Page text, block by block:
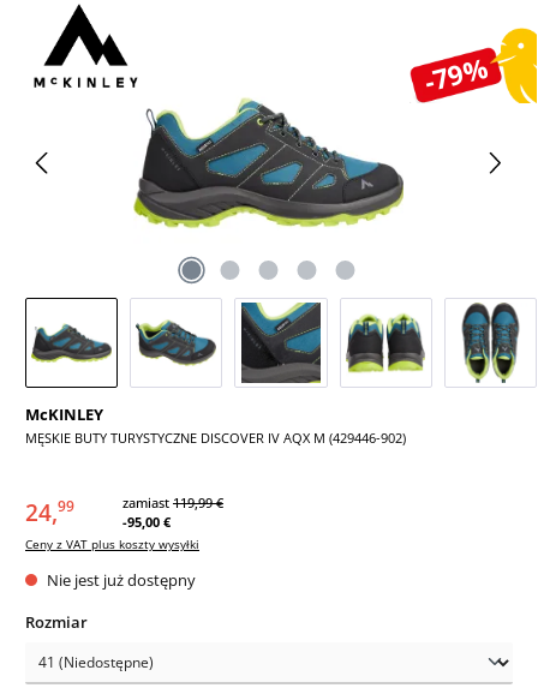
-79%
Pomiń galerię zdjęć
McKINLEY
MĘSKIE BUTY TURYSTYCZNE DISCOVER IV AQX M (429446-902)
24,99 zamiast 119,99 €
-95,00 €
Ceny z VAT plus koszty wysyłki
Nie jest już dostępny
Wybierz
Rozmiar